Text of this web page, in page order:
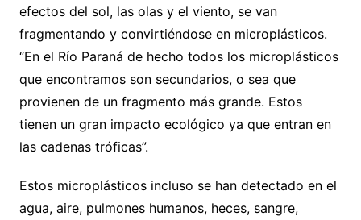
efectos del sol, las olas y el viento, se van
fragmentando y convirtiéndose en microplásticos.
“En el Río Paraná de hecho todos los microplásticos
que encontramos son secundarios, o sea que
provienen de un fragmento más grande. Estos
tienen un gran impacto ecológico ya que entran en
las cadenas tróficas”.
Estos microplásticos incluso se han detectado en el
agua, aire, pulmones humanos, heces, sangre,